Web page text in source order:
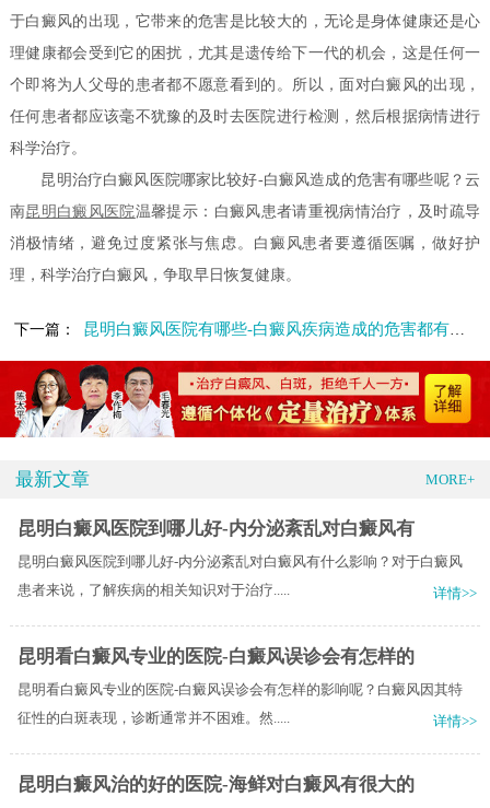
于白癜风的出现，它带来的危害是比较大的，无论是身体健康还是心
理健康都会受到它的困扰，尤其是遗传给下一代的机会，这是任何一
个即将为人父母的患者都不愿意看到的。所以，面对白癜风的出现，
任何患者都应该毫不犹豫的及时去医院进行检测，然后根据病情进行
科学治疗。
昆明治疗白癜风医院哪家比较好-白癜风造成的危害有哪些呢？云
南昆明白癜风医院温馨提示：白癜风患者请重视病情治疗，及时疏导
消极情绪，避免过度紧张与焦虑。白癜风患者要遵循医嘱，做好护
理，科学治疗白癜风，争取早日恢复健康。
下一篇： 昆明白癜风医院有哪些-白癜风疾病造成的危害都有哪些呢
最新文章 MORE+
昆明白癜风医院到哪儿好-内分泌紊乱对白癜风有
昆明白癜风医院到哪儿好-内分泌紊乱对白癜风有什么影响？对于白癜风
患者来说，了解疾病的相关知识对于治疗.....
详情>>
昆明看白癜风专业的医院-白癜风误诊会有怎样的
昆明看白癜风专业的医院-白癜风误诊会有怎样的影响呢？白癜风因其特
征性的白斑表现，诊断通常并不困难。然.....
详情>>
昆明白癜风治的好的医院-海鲜对白癜风有很大的